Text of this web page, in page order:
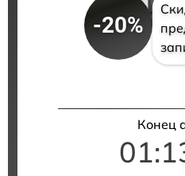
-20%
Конец